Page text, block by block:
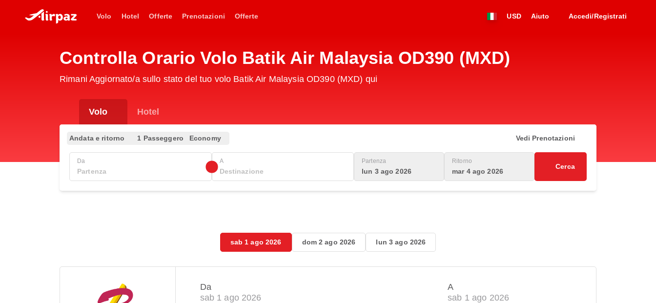
Volo Hotel Offerte Prenotazioni Offerte USD Aiuto Accedi/Registrati
Controlla Orario Volo Batik Air Malaysia OD390 (MXD)
Rimani Aggiornato/a sullo stato del tuo volo Batik Air Malaysia OD390 (MXD) qui
Volo Hotel
Andata e ritorno 1 Passeggero Economy Vedi Prenotazioni
Da A Partenza
lun 3 ago 2026
Ritorno
mar 4 ago 2026
Cerca
sab 1 ago 2026 dom 2 ago 2026 lun 3 ago 2026
Da
sab 1 ago 2026
A
sab 1 ago 2026